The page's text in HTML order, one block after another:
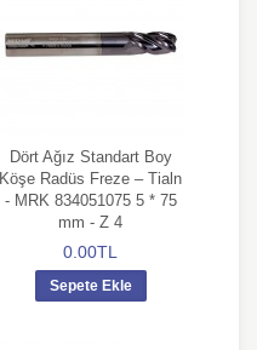
Dört Ağız Standart Boy
Köşe Radüs Freze – Tialn
- MRK 834051075 5 * 75
mm - Z 4
0.00TL
Sepete Ekle